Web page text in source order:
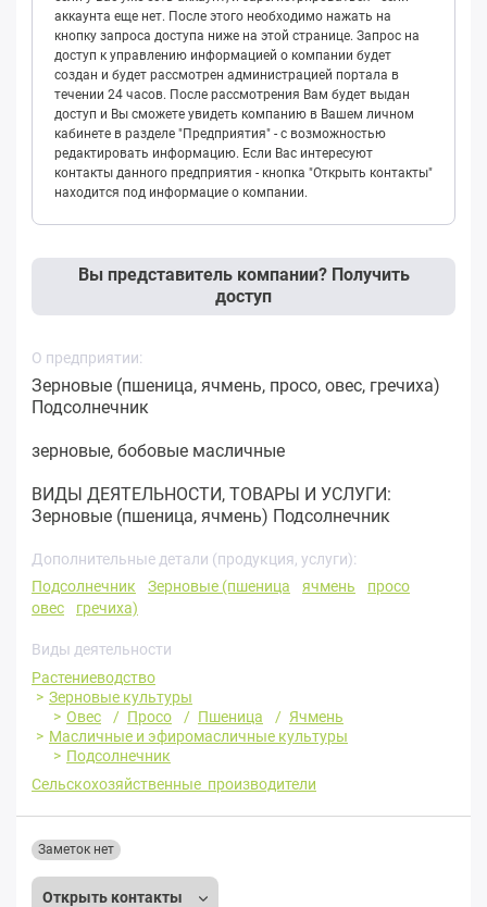
аккаунта еще нет. После этого необходимо нажать на
кнопку запроса доступа ниже на этой странице. Запрос на
доступ к управлению информацией о компании будет
создан и будет рассмотрен администрацией портала в
течении 24 часов. После рассмотрения Вам будет выдан
доступ и Вы сможете увидеть компанию в Вашем личном
кабинете в разделе "Предприятия" - с возможностью
редактировать информацию. Если Вас интересуют
контакты данного предприятия - кнопка "Открыть контакты"
находится под информацие о компании.
Вы представитель компании? Получить
доступ
О предприятии:
Зерновые (пшеница, ячмень, просо, овес, гречиха)
Подсолнечник
зерновые, бобовые масличные
ВИДЫ ДЕЯТЕЛЬНОСТИ, ТОВАРЫ И УСЛУГИ:
Зерновые (пшеница, ячмень) Подсолнечник
Дополнительные детали (продукция, услуги):
Подсолнечник
Зерновые (пшеница ячмень
просо
овес
гречиха)
Виды деятельности
Растениеводство
Зерновые культуры
Овес
Просо Пшеница
Ячмень
Масличные и эфиромасличные культуры
Подсолнечник
Сельскохозяйственные производители
Открыть контакты
Заметок нет